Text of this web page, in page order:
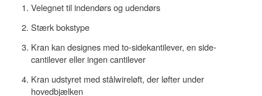
Velegnet til indendørs og udendørs
Stærk bokstype
Kran kan designes med to-sidekantilever, en side-
cantilever eller ingen cantilever
Kran udstyret med stålwireløft, der løfter under
hovedbjælken